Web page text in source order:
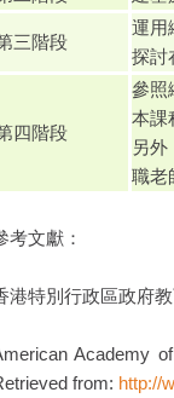
三階段
運用
探討
四階段
參照
本課
另
職老
考文獻：
港特別行政區政府
Academy
from: http://